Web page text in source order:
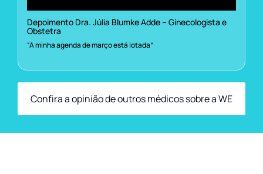
Depoimento Dra. Júlia Blumke Adde – Ginecologista e
Obstetra
“A minha agenda de março está lotada”
Confira a opinião de outros médicos sobre a WE